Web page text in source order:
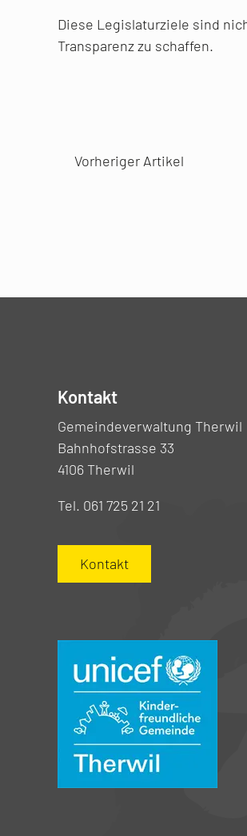
Diese Legislaturziele sind
Transparenz zu schaffen.
Vorheriger Artikel
Kontakt
Gemeindeverwaltung Therwil
Bahnhofstrasse 33
4106 Therwil
Tel. 061 725 21 21
Kontakt